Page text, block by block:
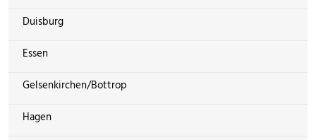
Duisburg
Essen
Gelsenkirchen/Bottrop
Hagen